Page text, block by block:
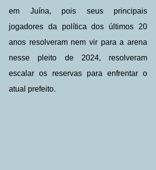
em Juína, pois seus principais
jogadores da política dos últimos 20
anos resolveram nem vir para a arena
nesse pleito de 2024, resolveram
escalar os reservas para enfrentar o
atual prefeito.